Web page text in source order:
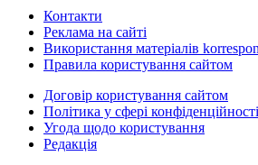
Контакти
Реклама на сайті
Використання матеріалів
Правила користування сайтом
Договір користування сайтом
Політика у сфері
Угода щодо користування
Редакція